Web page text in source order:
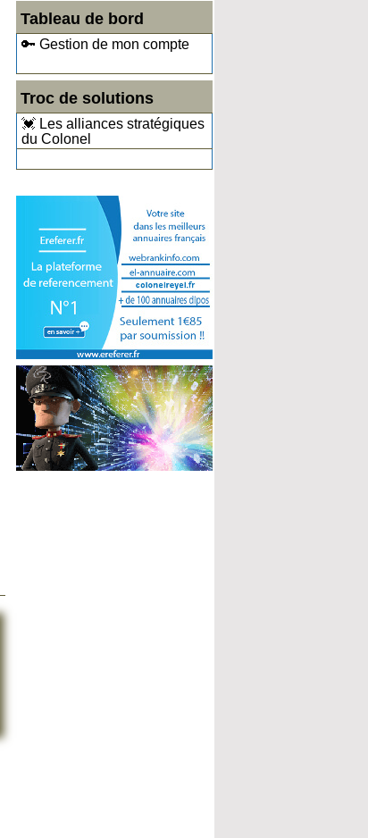
Tableau de bord
🔑 Gestion de mon compte
Troc de solutions
💓 Les alliances stratégiques
du Colonel